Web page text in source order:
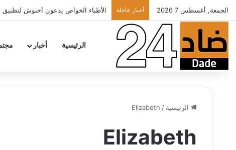
الجمعة, أغسطس 7 2026 أخبار عاجلة الأطباء الخواص يدعون أخنوش لتطبيق
الرئيسية أخبار
الرئيسية /
Elizabeth
Elizabeth